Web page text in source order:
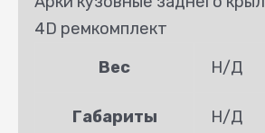
4D ремкомплект
Вес
Н/Д
Габариты Н/Д